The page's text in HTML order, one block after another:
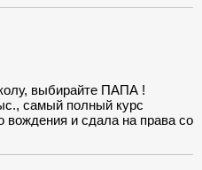
выбирайте ПАПА !
самый полный курс
вождения и сдала на права со
договора я обратилась в
сумма на сайте (мне